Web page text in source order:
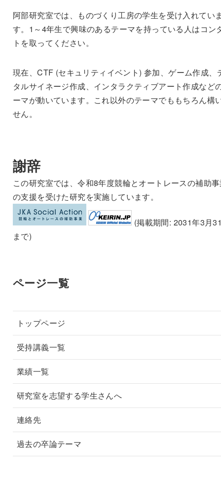
阿部研究室では、ものづくり工房の学生を受け入れてい
す。1～4年生で興味のあるテーマを持っている人はコン
トを取ってください。
現在、CTF (セキュリティイベント) 参加、ゲーム作成、
タルサイネージ作成、インタラクティブアート作成など
ーマが動いています。これ以外のテーマでももちろん構
せん。
謝辞
この研究室では、令和8年度競輪とオートレースの補助
の支援を受けた研究を実施しています。
(掲載期間: 2031年3月
まで)
ページ一覧
トップページ
受持講義一覧
業績一覧
研究室を志望する学生さんへ
連絡先
過去の卒論テーマ